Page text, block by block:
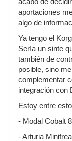
acabo de
aportaciones
algo de
Ya tengo el
Sería un sinte
también de
posible, sino
complementar
integración con
Estoy entre
- Modal Cobalt
- Arturia